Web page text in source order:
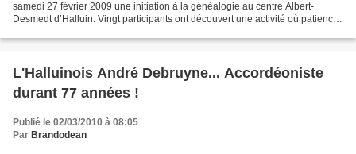
samedi 27 février 2009 une initiation à la généalogie au centre Albert-
Desmedt d’Halluin. Vingt participants ont découvert une activité où patience
L'Halluinois André Debruyne... Accordéoniste
durant 77 années !
Publié le 02/03/2010 à 08:05
Par Brandodean